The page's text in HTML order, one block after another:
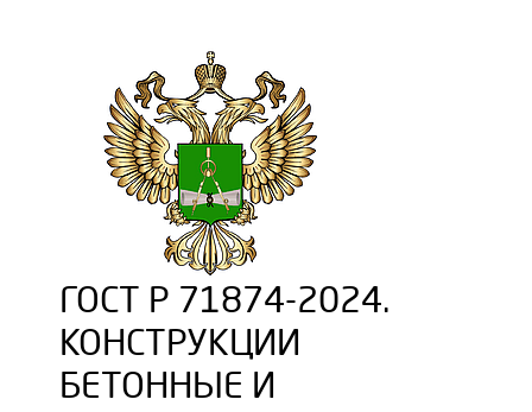
ГОСТ Р 71874-2024.
КОНСТРУКЦИИ
БЕТОННЫЕ И